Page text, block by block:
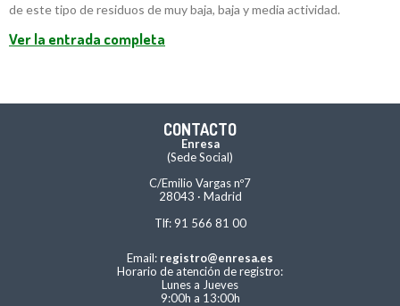
de este tipo de residuos de muy baja, baja y media actividad.
Ver la entrada completa
CONTACTO
Enresa
(Sede Social)
C/Emilio Vargas nº7
28043 · Madrid
Tlf: 91 566 81 00
Email: registro@enresa.es
Horario de atención de registro:
Lunes a Jueves
9:00h a 13:00h